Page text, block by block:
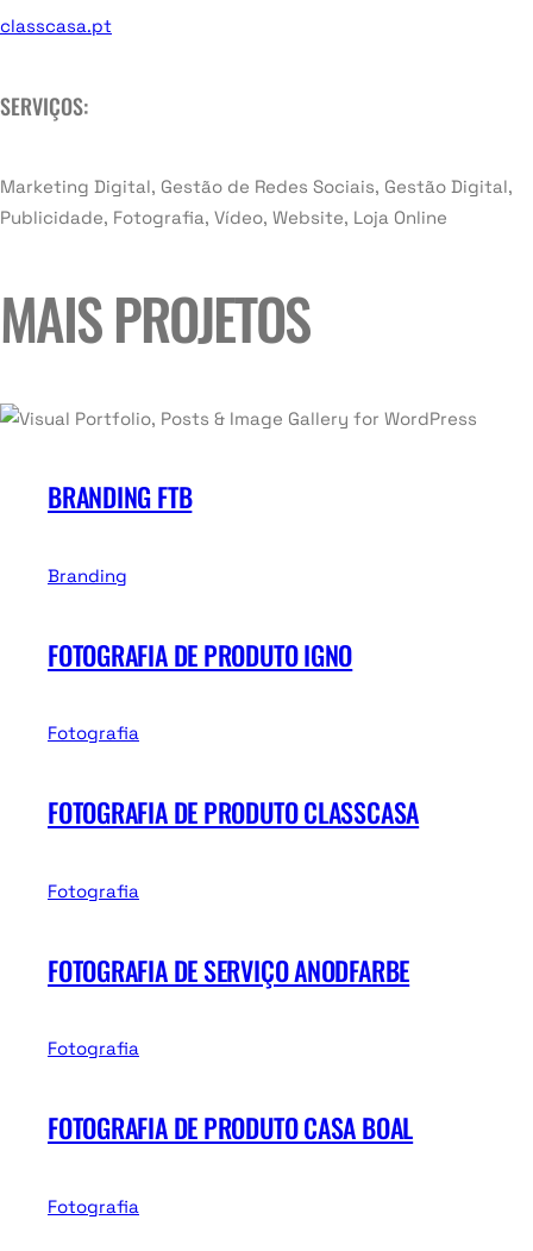
classcasa.pt
SERVIÇOS:
Marketing Digital, Gestão de Redes Sociais, Gestão Digital,
Publicidade, Fotografia, Vídeo, Website, Loja Online
MAIS PROJETOS
BRANDING FTB
Branding
FOTOGRAFIA DE PRODUTO IGNO
Fotografia
FOTOGRAFIA DE PRODUTO CLASSCASA
Fotografia
FOTOGRAFIA DE SERVIÇO ANODFARBE
Fotografia
FOTOGRAFIA DE PRODUTO CASA BOAL
Fotografia